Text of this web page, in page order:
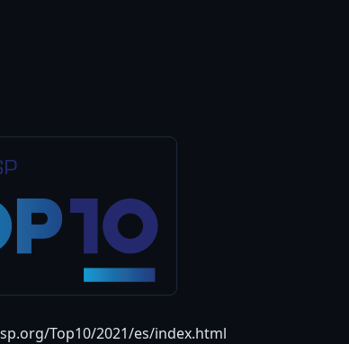
Top10/2021/es/index.html